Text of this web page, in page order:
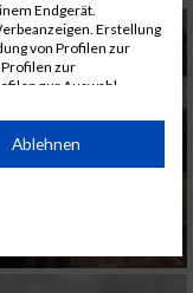
Endgerät.
Erstellung
von Profilen zur
zur
zur Auswahl
durch Statistiken oder
Entwicklung und
und in die
Ablehnen